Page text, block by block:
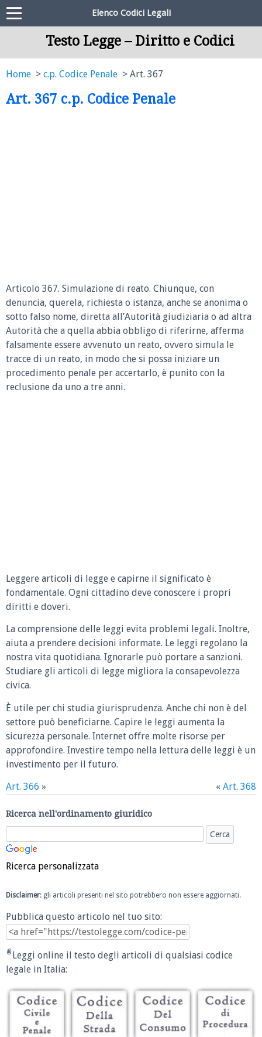
Elenco Codici Legali
Testo Legge – Diritto e Codici
Home c.p. Codice Penale Art. 367
Art. 367 c.p. Codice Penale
Articolo 367. Simulazione di reato. Chiunque, con
denuncia, querela, richiesta o istanza, anche se anonima o
sotto falso nome, diretta all’Autorità giudiziaria o ad altra
Autorità che a quella abbia obbligo di riferirne, afferma
falsamente essere avvenuto un reato, ovvero simula le
tracce di un reato, in modo che si possa iniziare un
procedimento penale per accertarlo, è punito con la
reclusione da uno a tre anni.
Leggere articoli di legge e capirne il significato è
fondamentale. Ogni cittadino deve conoscere i propri
diritti e doveri.
La comprensione delle leggi evita problemi legali. Inoltre,
aiuta a prendere decisioni informate. Le leggi regolano la
nostra vita quotidiana. Ignorarle può portare a sanzioni.
Studiare gli articoli di legge migliora la consapevolezza
civica.
È utile per chi studia giurisprudenza. Anche chi non è del
settore può beneficiarne. Capire le leggi aumenta la
sicurezza personale. Internet offre molte risorse per
approfondire. Investire tempo nella lettura delle leggi è un
investimento per il futuro.
Art. 366 » « Art. 368
Ricerca nell'ordinamento giuridico
Ricerca personalizzata
Disclaimer: gli articoli presenti nel sito potrebbero non essere aggiornati.
Pubblica questo articolo nel tuo sito:
Leggi online il testo degli articoli di qualsiasi codice
legale in Italia: